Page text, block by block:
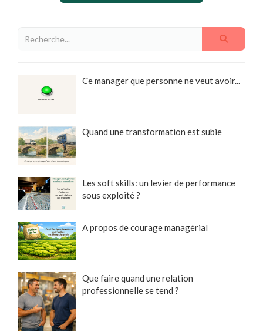
Ce manager que personne ne veut avoir...
Quand une transformation est subie
Les soft skills: un levier de performance
sous exploité ?
A propos de courage managérial
Que faire quand une relation
professionnelle se tend ?